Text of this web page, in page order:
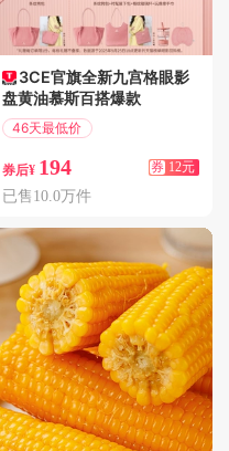
3CE官旗全新九宫格眼影
盘黄油慕斯百搭爆款
46天最低价
券后¥ 194 券 12元
已售10.0万件